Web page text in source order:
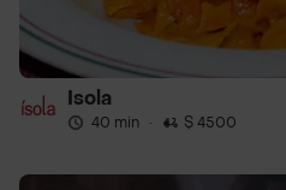
Isola
40 min · $ 4500